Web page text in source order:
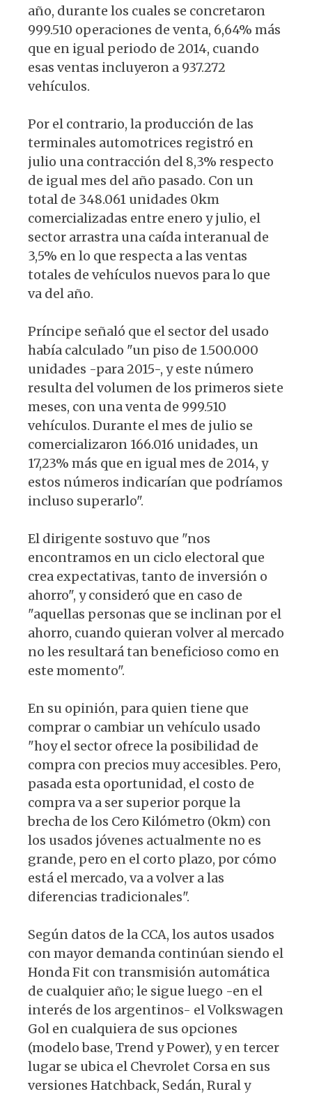
año, durante los cuales se concretaron
999.510 operaciones de venta, 6,64% más
que en igual periodo de 2014, cuando
esas ventas incluyeron a 937.272
vehículos.
Por el contrario, la producción de las
terminales automotrices registró en
julio una contracción del 8,3% respecto
de igual mes del año pasado. Con un
total de 348.061 unidades 0km
comercializadas entre enero y julio, el
sector arrastra una caída interanual de
3,5% en lo que respecta a las ventas
totales de vehículos nuevos para lo que
va del año.
Príncipe señaló que el sector del usado
había calculado "un piso de 1.500.000
unidades -para 2015-, y este número
resulta del volumen de los primeros siete
meses, con una venta de 999.510
vehículos. Durante el mes de julio se
comercializaron 166.016 unidades, un
17,23% más que en igual mes de 2014, y
estos números indicarían que podríamos
incluso superarlo".
El dirigente sostuvo que "nos
encontramos en un ciclo electoral que
crea expectativas, tanto de inversión o
ahorro", y consideró que en caso de
"aquellas personas que se inclinan por el
ahorro, cuando quieran volver al mercado
no les resultará tan beneficioso como en
este momento".
En su opinión, para quien tiene que
comprar o cambiar un vehículo usado
"hoy el sector ofrece la posibilidad de
compra con precios muy accesibles. Pero,
pasada esta oportunidad, el costo de
compra va a ser superior porque la
brecha de los Cero Kilómetro (0km) con
los usados jóvenes actualmente no es
grande, pero en el corto plazo, por cómo
está el mercado, va a volver a las
diferencias tradicionales".
Según datos de la CCA, los autos usados
con mayor demanda continúan siendo el
Honda Fit con transmisión automática
de cualquier año; le sigue luego -en el
interés de los argentinos- el Volkswagen
Gol en cualquiera de sus opciones
(modelo base, Trend y Power), y en tercer
lugar se ubica el Chevrolet Corsa en sus
versiones Hatchback, Sedán, Rural y